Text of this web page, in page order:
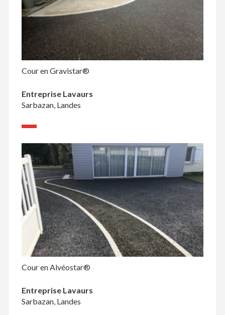
Cour en Gravistar®
Entreprise Lavaurs
Sarbazan, Landes
Cour en Alvéostar®
Entreprise Lavaurs
Sarbazan, Landes